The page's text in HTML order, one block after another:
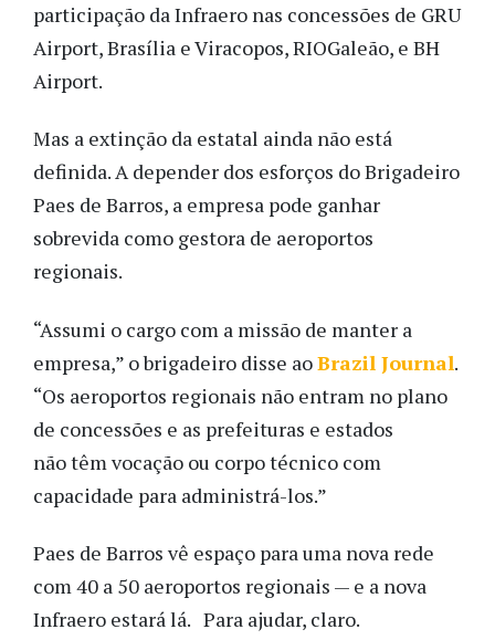
participação da Infraero nas concessões de GRU
Airport, Brasília e Viracopos, RIOGaleão, e BH
Airport.
Mas a extinção da estatal ainda não está
definida. A depender dos esforços do Brigadeiro
Paes de Barros, a empresa pode ganhar
sobrevida como gestora de aeroportos
regionais.
“Assumi o cargo com a missão de manter a
empresa,” o brigadeiro disse aoBrazil Journal.
“Os aeroportos regionais não entram no plano
de concessões e as prefeituras e estados
não têm vocação ou corpo técnico com
capacidade para administrá-los.”
Paes de Barros vê espaço para uma nova rede
com 40 a 50 aeroportos regionais — e a nova
Infraero estará lá. Para ajudar, claro.